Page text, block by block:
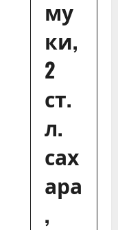
му
ки,
2
ст.
л.
сах
ара
,